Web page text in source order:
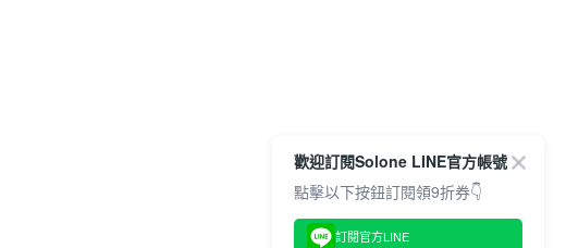
歡迎訂閱Solone LINE官方帳號
點擊以下按鈕訂閱領9折券👇
訂閱官方LINE